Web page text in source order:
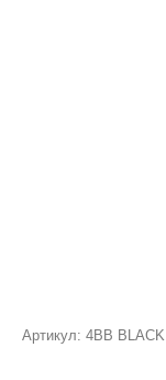
Артикул: 4ВВ BLACK